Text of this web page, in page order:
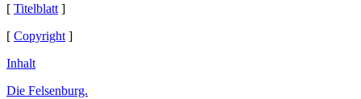
[ Titelblatt ]
[ Copyright ]
Inhalt
Die Felsenburg.